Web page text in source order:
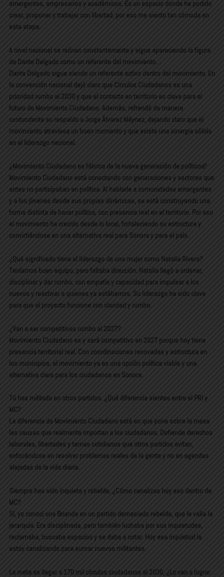
emergentes, empresarios y académicos. Es un espacio donde he podido
crear, proponer y trabajar con libertad, por eso me siento tan cómoda en
esta etapa.
A nivel nacional se reúnen constantemente y sigue apareciendo la figura
de Dante Delgado como un referente del movimiento…
Dante Delgado sigue siendo un referente activo dentro del movimiento. En
la convención nacional dejó claro que Círculos Ciudadanos es una
prioridad rumbo al 2030 y que el contacto en territorio es clave para el
futuro de Movimiento Ciudadano. Además, refrendó de manera
contundente su respaldo a Jorge Álvarez Máynez, dejando claro que el
movimiento atraviesa un buen momento y que existe una sinergia sólida
en el liderazgo nacional.
¿Movimiento Ciudadano es fábrica de la nueva generación de políticos?
Movimiento Ciudadano está conectando con generaciones y sectores que
antes no participaban en política. Al hablarle a comunidades emergentes
y a los jóvenes desde sus propias dinámicas, se está construyendo una
forma distinta de hacer política, con presencia real en el territorio. Por eso
el movimiento ha crecido desde lo local, fortaleciendo su estructura y
convirtiéndose en una alternativa real para Sonora y para el país.
¿Qué significado tiene el liderazgo de una mujer como Natalia Rivera?
Teníamos buen equipo, pero faltaba dirección. Natalia llegó a ordenar,
disciplinar y dar rumbo, con empatía y capacidad para impulsar a los
nuevos y reactivar a quienes ya estábamos. Su liderazgo ha sido clave
para que el proyecto funcione con claridad y rumbo.
¿Van a ser competitivos rumbo al 2027?
Movimiento Ciudadano es y será competitivo en 2027 porque hoy tiene
presencia territorial real. Con coordinaciones renovadas y estructura en
los municipios, el movimiento ya es una opción política viable y una
alternativa clara para los ciudadanos en Sonora.
Tú has militado en otros partidos. ¿Qué diferencia sientes entre el PRI y
MC?
La diferencia de Movimiento Ciudadano está en que pone sobre la mesa
las causas que realmente importan a los ciudadanos. Defiende derechos
laborales, libertades y temas cotidianos que otros partidos evitan,
enfocándose en resolver problemas reales de la gente y no en agendas
alejadas de la vida diaria.
Siempre has sido inquieta y rebelde, ¿Cómo canalizas hoy eso dentro de
MC?
Sí, yo conocí una Brianda en un partido demasiado rebelde, que le valía la
jerarquía. Era disciplinada, pero también luchaba por sus inquietudes,
reclamaba, buscaba espacios y se daba a notar. Hoy esa inquietud la
estoy canalizando para sumar nuevos militantes.
La meta es llegar a 170 mil círculos ciudadanos al 2030, ¿Lo van a lograr